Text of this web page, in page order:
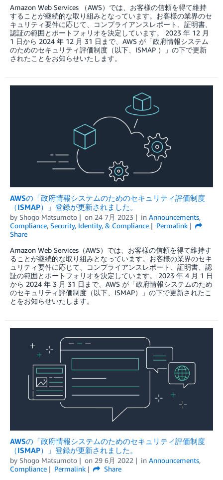
Amazon Web Services （AWS）では、お客様の信頼を得て維持
することが継続的な取り組みとなっています。お客様の業界のセ
キュリティ要件に応じて、コンプライアンスレポート、証明書、
認証の範囲とポートフォリオを決定しています。 2023 年 12 月
1 日から 2024 年 12 月 31 日まで、AWS が「政府情報システム
のためのセキュリティ評価制度（以下、ISMAP ）」の下で更新
されたことをお知らせいたします。
AWSの「政府情報システムのためのセキュリティ評価制度
（ISMAP）」登録が更新されました。
by Shogo Matsumoto on 24 7月 2023 in Announcements,
Compliance, Security, Identity, & Compliance
Permalink
Share
Amazon Web Services（AWS）では、お客様の信頼を得て維持す
ることが継続的な取り組みとなっています。お客様の業界のセキ
ュリティ要件に応じて、コンプライアンスレポート、証明書、認
証の範囲とポートフォリオを決定しています。 2023 年 4 月 1 日
から 2024 年 3 月 31 日まで、AWS が「政府情報システムのため
のセキュリティ評価制度（以下、ISMAP）」の下で更新されたこ
とをお知らせいたします。
AWSの「政府情報システムのためのセキュリティ評価制度
（ISMAP）」登録が更新されました。
by Shogo Matsumoto on 29 6月 2022 in Announcements,
Compliance
Permalink
Share